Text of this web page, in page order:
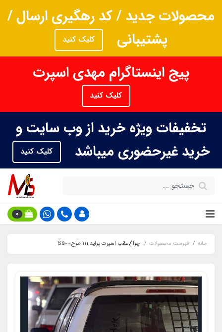
محصولات جدید / کد رهگیری ارسال /
پشتیبانی
کلیک کنید
پیج اینستاگرام مهدی اسپرت
کلیک کنید
تخفیفات ویژه خرید از وب سایت و
خرید غیرحضوری میباشد
کلیک کنید
0
خانه فهرست محصولات چراغ عقب اسپرت پراید 111 طرح S500